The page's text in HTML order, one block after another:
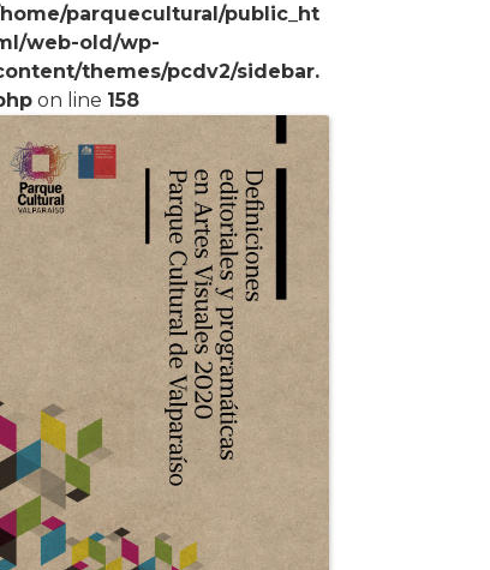
parquecultural/public_ht
web-old/wp-
themes/pcdv2/sidebar.
on line 158